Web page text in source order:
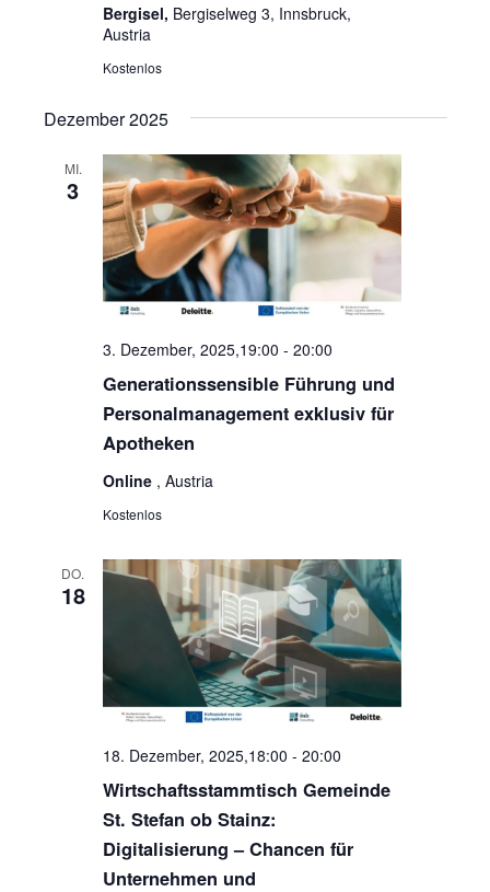
Bergisel, Bergiselweg 3, Innsbruck,
Austria
Kostenlos
Dezember 2025
MI.
3
Generationssensible Führung und
Personalmanagement exklusiv für
Apotheken
3. Dezember, 2025,19:00 - 20:00
Online , Austria
Kostenlos
DO.
18
Wirtschaftsstammtisch Gemeinde
St. Stefan ob Stainz:
Digitalisierung – Chancen für
Unternehmen und
18. Dezember, 2025,18:00 - 20:00